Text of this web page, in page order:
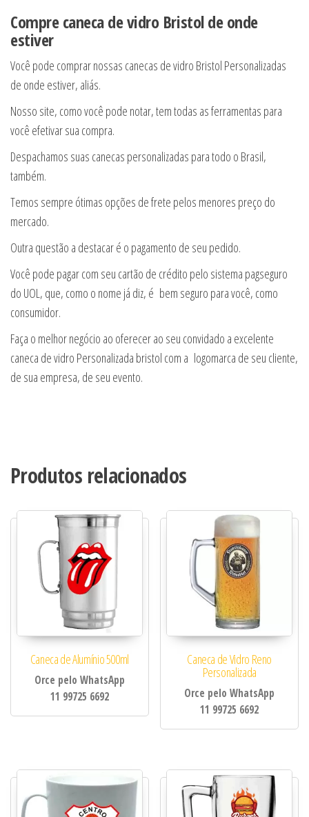
Compre caneca de vidro Bristol de onde
estiver
Você pode comprar nossas canecas de vidro Bristol Personalizadas
de onde estiver, aliás.
Nosso site, como você pode notar, tem todas as ferramentas para
você efetivar sua compra.
Despachamos suas canecas personalizadas para todo o Brasil,
também.
Temos sempre ótimas opções de frete pelos menores preço do
mercado.
Outra questão a destacar é o pagamento de seu pedido.
Você pode pagar com seu cartão de crédito pelo sistema pagseguro
do UOL, que, como o nome já diz, é bem seguro para você, como
consumidor.
Faça o melhor negócio ao oferecer ao seu convidado a excelente
caneca de vidro Personalizada bristol com a logomarca de seu cliente,
de sua empresa, de seu evento.
Produtos relacionados
Caneca de Alumínio 500ml
Orce pelo WhatsApp
11 99725 6692
Caneca de Vidro Reno
Personalizada
Orce pelo WhatsApp
11 99725 6692